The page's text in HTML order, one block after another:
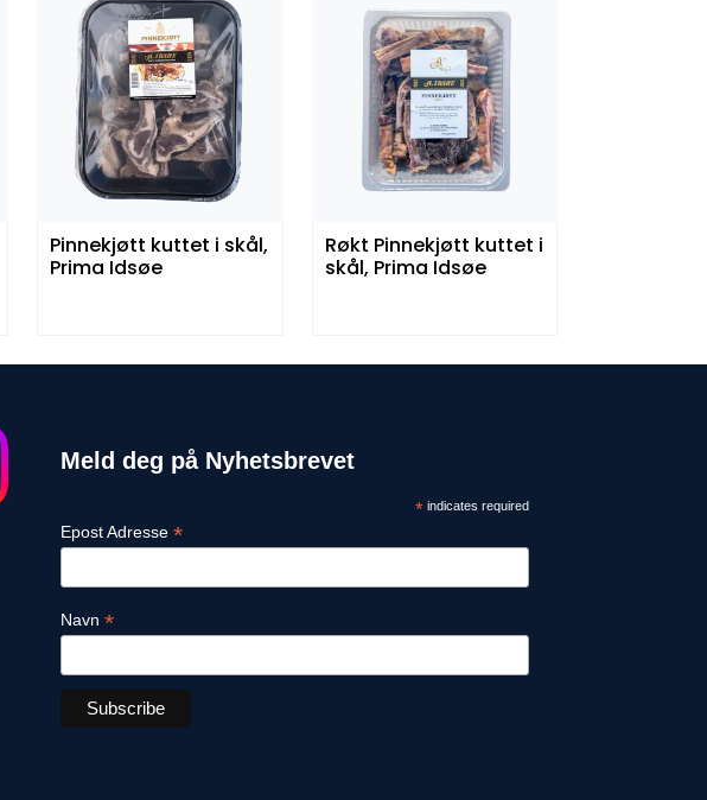
Pinnekjøtt kuttet i skål,
Prima Idsøe
Røkt Pinnekjøtt kuttet i
skål, Prima Idsøe
Meld deg på Nyhetsbrevet
*indicates required
Epost Adresse *
Navn *